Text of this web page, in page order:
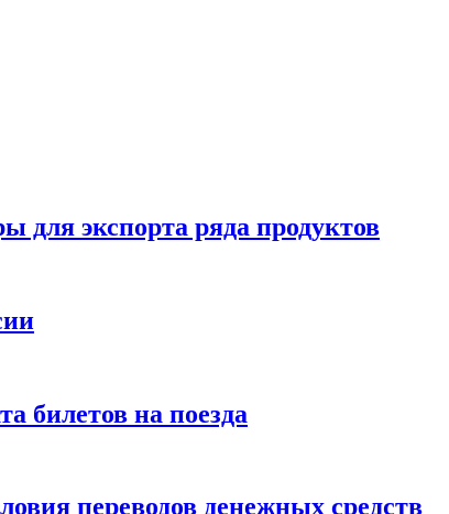
для экспорта ряда продуктов
билетов на поезда
переводов денежных средств